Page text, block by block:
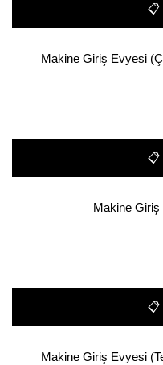
📋
Makine Giriş Evyesi
📋
Makine
📋
Makine Giriş Evyesi